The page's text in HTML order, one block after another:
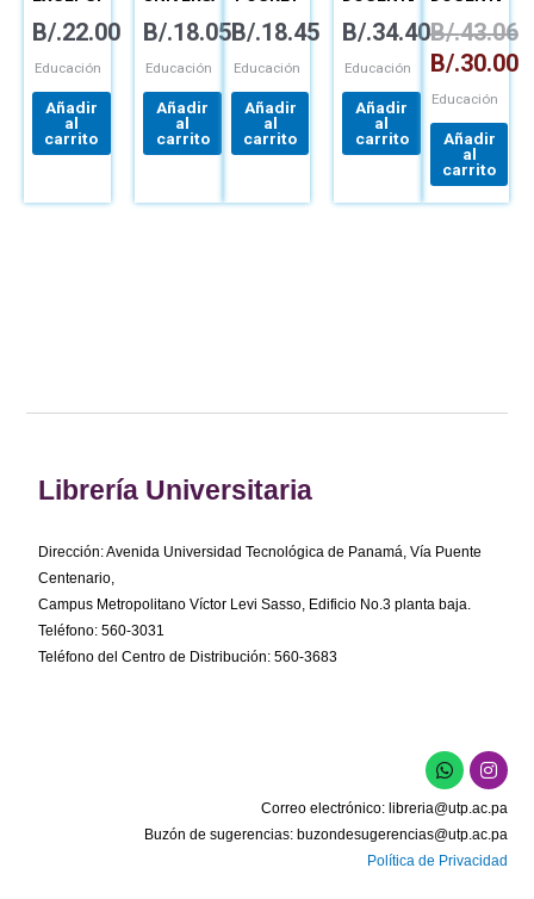
B/.22.00
Educación
Añadir
al
carrito
B/.18.05
Educación
Añadir
al
carrito
B/.18.45
Educación
Añadir
al
carrito
APRENDIZAJE
B/.34.40
Educación
Añadir
al
carrito
B/.43.06
B/.30.00
Educación
Añadir
al
carrito
Librería Universitaria
Dirección: Avenida Universidad Tecnológica de Panamá, Vía Puente
Centenario,
Campus Metropolitano Víctor Levi Sasso, Edificio No.3 planta baja.
Teléfono: 560-3031
Teléfono del Centro de Distribución: 560-3683
W
h
a
t
s
a
I
n
t
a
g
Correo electrónico: libreria@utp.ac.pa
Buzón de sugerencias: buzondesugerencias@utp.ac.pa
Política de Privacidad